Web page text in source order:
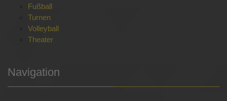
Fußball
Turnen
Volleyball
Theater
Navigation